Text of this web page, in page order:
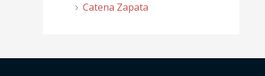
Catena Zapata